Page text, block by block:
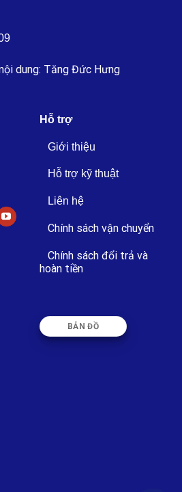
dung: Tăng Đức Hưng
Hỗ trợ
Giới thiệu
Hỗ trợ kỹ thuật
Liên hệ
Chính sách vận chuyển
Chính sách đổi trả và
hoàn tiền
BẢN ĐỒ